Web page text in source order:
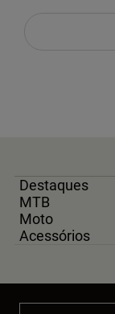
Destaques
MTB
Moto
Acessórios